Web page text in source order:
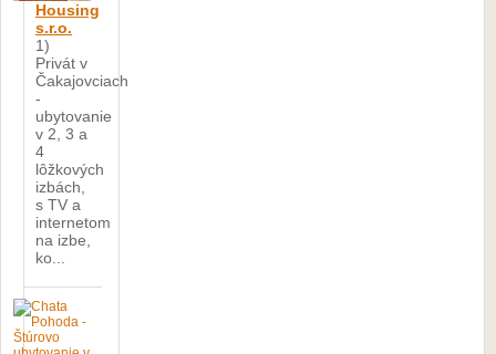
Housing
s.r.o.
1)
Privát v
Čakajovciach
-
ubytovanie
v 2, 3 a
4
lôžkových
izbách,
s TV a
internetom
na izbe,
ko...